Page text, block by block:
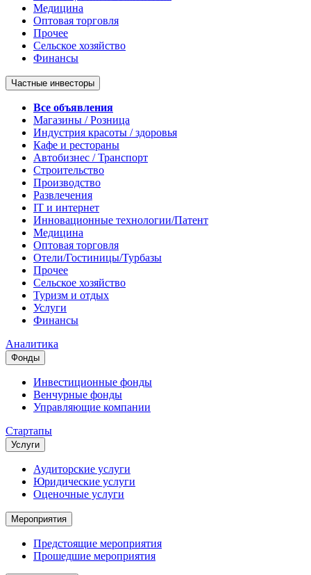
Медицина
Оптовая торговля
Прочее
Сельское хозяйство
Финансы
Частные инвесторы
Все объявления
Магазины / Розница
Индустрия красоты / здоровья
Кафе и рестораны
Автобизнес / Транспорт
Строительство
Производство
Развлечения
IT и интернет
Инновационные технологии/Патент
Медицина
Оптовая торговля
Отели/Гостиницы/Турбазы
Прочее
Сельское хозяйство
Туризм и отдых
Услуги
Финансы
Аналитика
Фонды
Инвестиционные фонды
Венчурные фонды
Управляющие компании
Стартапы
Услуги
Аудиторские услуги
Юридические услуги
Оценочные услуги
Мероприятия
Предстоящие мероприятия
Прошедшие мероприятия